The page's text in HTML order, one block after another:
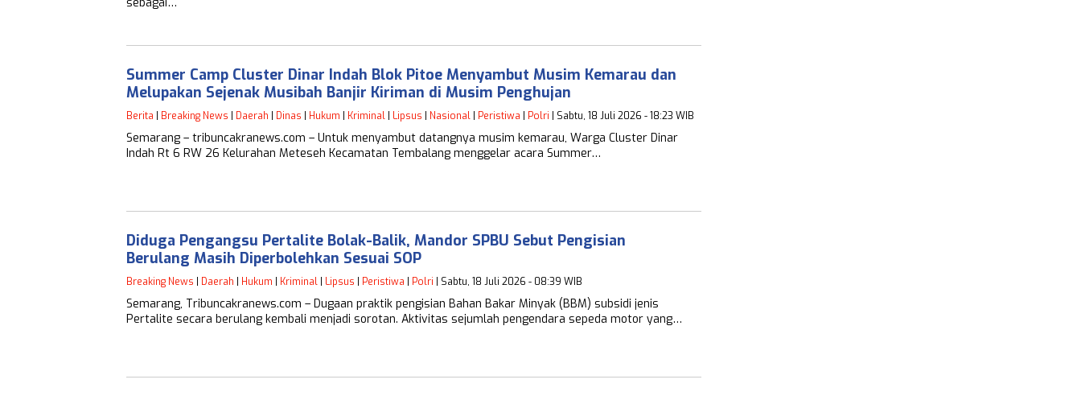
Summer Camp Cluster Dinar Indah Blok Pitoe Menyambut Musim Kemarau dan
Melupakan Sejenak Musibah Banjir Kiriman di Musim Penghujan
Berita Breaking News Daerah Dinas Hukum Kriminal Lipsus Nasional Peristiwa Polri | Sabtu, 18 Juli 2026 - 18:23 WIB
Semarang – tribuncakranews.com – Untuk menyambut datangnya musim kemarau, Warga Cluster Dinar
Indah Rt 6 RW 26 Kelurahan Meteseh Kecamatan Tembalang menggelar acara Summer…
Diduga Pengangsu Pertalite Bolak-Balik, Mandor SPBU Sebut Pengisian
Berulang Masih Diperbolehkan Sesuai SOP
Breaking News Daerah Hukum Kriminal Lipsus Peristiwa Polri | Sabtu, 18 Juli 2026 - 08:39 WIB
Semarang, Tribuncakranews.com – Dugaan praktik pengisian Bahan Bakar Minyak (BBM) subsidi jenis
Pertalite secara berulang kembali menjadi sorotan. Aktivitas sejumlah pengendara sepeda motor yang…